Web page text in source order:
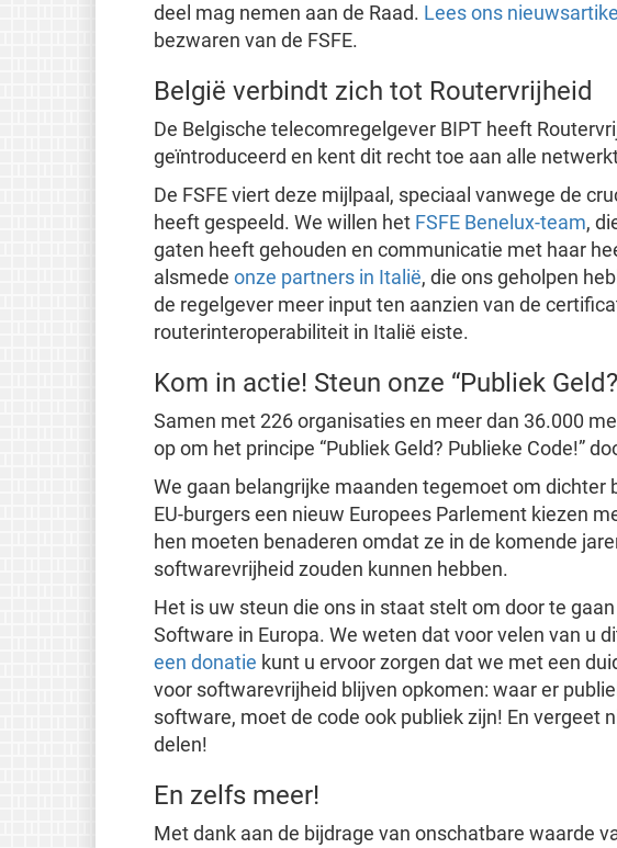
deel mag nemen aan de Raad. Lees ons nieuwsartikel
bezwaren van de FSFE.
België verbindt zich tot Routervrijheid
De Belgische telecomregelgever BIPT heeft
geïntroduceerd en kent dit recht toe aan alle
De FSFE viert deze mijlpaal, speciaal vanwege de
heeft gespeeld. We willen het FSFE Benelux-team,
gaten heeft gehouden en communicatie met haar
alsmede onze partners in Italië, die ons geholpen
de regelgever meer input ten aanzien van de
routerinteroperabiliteit in Italië eiste.
Kom in actie! Steun onze “Publiek
Samen met 226 organisaties en meer dan 36.000
op om het principe “Publiek Geld? Publieke Code!”
We gaan belangrijke maanden tegemoet om dichter
EU-burgers een nieuw Europees Parlement kiezen
hen moeten benaderen omdat ze in de komende
softwarevrijheid zouden kunnen hebben.
Het is uw steun die ons in staat stelt om door te
Software in Europa. We weten dat voor velen van u
een donatie kunt u ervoor zorgen dat we met een
voor softwarevrijheid blijven opkomen: waar er
software, moet de code ook publiek zijn! En vergeet
delen!
En zelfs meer!
Met dank aan de bijdrage van onschatbare waarde